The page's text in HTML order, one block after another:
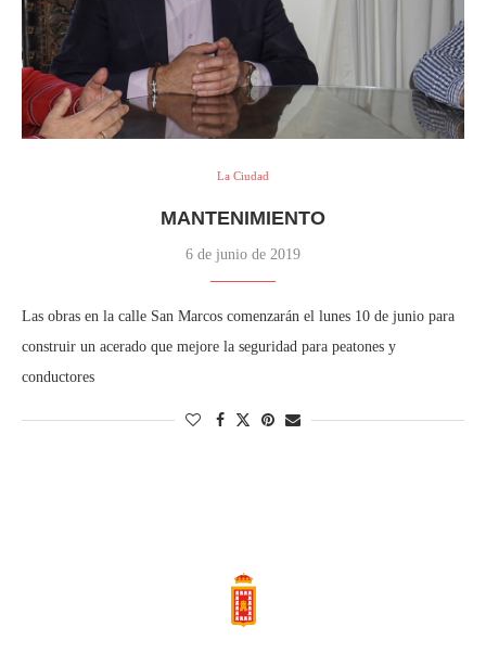
La Ciudad
MANTENIMIENTO
6 de junio de 2019
Las obras en la calle San Marcos comenzarán el lunes 10 de junio para
construir un acerado que mejore la seguridad para peatones y
conductores